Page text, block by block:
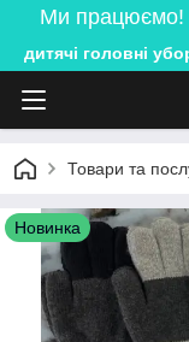
Ми працюємо!
дитячі головні
Товари та
Новинка